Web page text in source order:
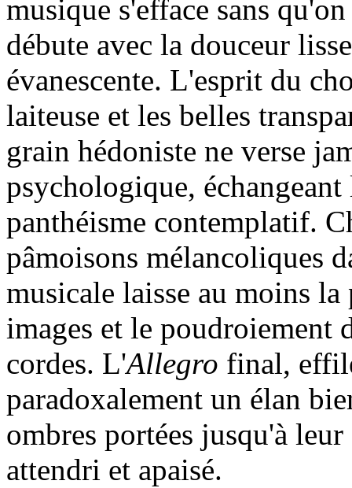
musique s'efface sans
débute avec la douceur
évanescente. L'esprit du
laiteuse et les belles
grain hédoniste ne verse
psychologique,
panthéisme contemplatif.
pâmoisons mélancoliques
musicale laisse au moins
images et le poudroiement
cordes. L'Allegro final,
paradoxalement un élan
ombres portées jusqu'à
attendri et apaisé.